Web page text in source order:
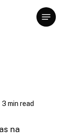
Menu
3 min read
na